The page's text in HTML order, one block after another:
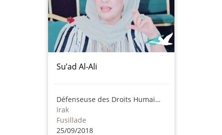
Su’ad Al-Ali
Défenseuse des Droits Humains
Irak
Fusillade
25/09/2018